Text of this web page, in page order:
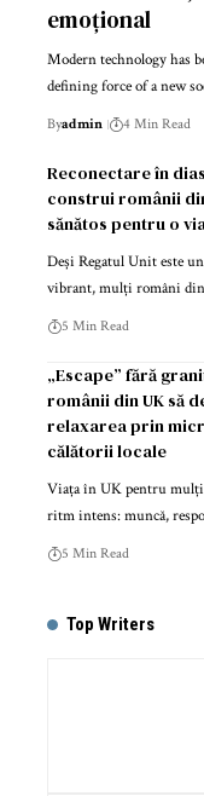
emoțional
Modern technology has
defining force of a new
Byadmin 4 Min Read
Reconectare în
construi românii
sănătos pentru o
Deși Regatul Unit este
vibrant, mulți români
5 Min Read
„Escape” fără
românii din UK să
relaxarea prin
călătorii locale
Viața în UK pentru
ritm intens: muncă,
5 Min Read
Top Writers